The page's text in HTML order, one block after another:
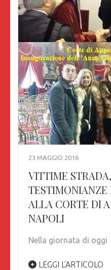
23 MAGGIO 2016
VITTIME
ALLA CORTE DI
NAPOLI
Nella giornata di oggi
LEGGI L'ARTICOLO